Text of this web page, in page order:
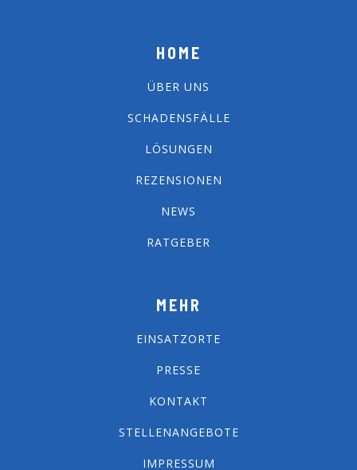
HOME
ÜBER UNS
SCHADENSFÄLLE
LÖSUNGEN
REZENSIONEN
NEWS
RATGEBER
MEHR
EINSATZORTE
PRESSE
KONTAKT
STELLENANGEBOTE
IMPRESSUM